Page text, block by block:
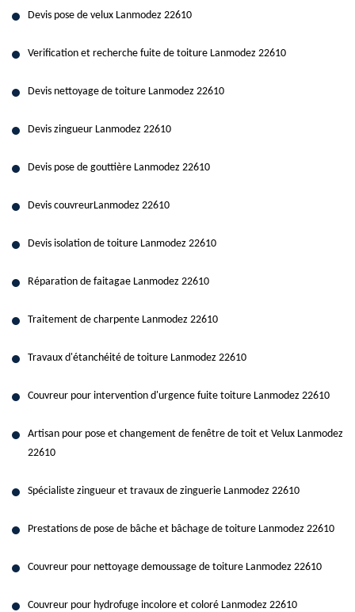
Devis pose de velux Lanmodez 22610
Verification et recherche fuite de toiture Lanmodez 22610
Devis nettoyage de toiture Lanmodez 22610
Devis zingueur Lanmodez 22610
Devis pose de gouttière Lanmodez 22610
Devis couvreurLanmodez 22610
Devis isolation de toiture Lanmodez 22610
Réparation de faitagae Lanmodez 22610
Traitement de charpente Lanmodez 22610
Travaux d'étanchéité de toiture Lanmodez 22610
Couvreur pour intervention d'urgence fuite toiture Lanmodez 22610
Artisan pour pose et changement de fenêtre de toit et Velux Lanmodez
22610
Spécialiste zingueur et travaux de zinguerie Lanmodez 22610
Prestations de pose de bâche et bâchage de toiture Lanmodez 22610
Couvreur pour nettoyage demoussage de toiture Lanmodez 22610
Couvreur pour hydrofuge incolore et coloré Lanmodez 22610